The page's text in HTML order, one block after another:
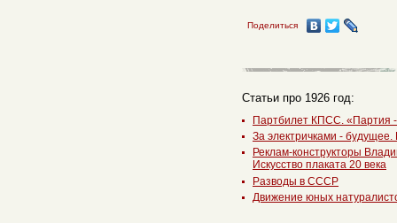
Поделиться
Статьи про 1926 год:
Партбилет КПСС. «Партия -
За электричками -
Реклам-конструкторы
Искусство плаката 20 века
Разводы в СССР
Движение юных